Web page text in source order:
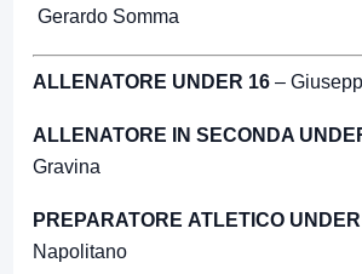
Gerardo Somma
ALLENATORE UNDER 16 –
ALLENATORE IN SECONDA
Gravina
PREPARATORE ATLETICO
Napolitano